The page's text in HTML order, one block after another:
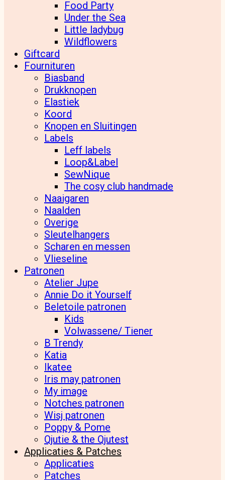
Food Party
Under the Sea
Little ladybug
Wildflowers
Giftcard
Fournituren
Biasband
Drukknopen
Elastiek
Koord
Knopen en Sluitingen
Labels
Leff labels
Loop&Label
SewNique
The cosy club handmade
Naaigaren
Naalden
Overige
Sleutelhangers
Scharen en messen
Vlieseline
Patronen
Atelier Jupe
Annie Do it Yourself
Beletoile patronen
Kids
Volwassene/ Tiener
B Trendy
Katia
Ikatee
Iris may patronen
My image
Notches patronen
Wisj patronen
Poppy & Pome
Qjutie & the Qjutest
Applicaties & Patches
Applicaties
Patches